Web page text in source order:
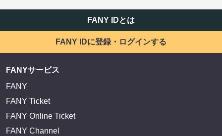
FANY IDとは
FANY IDに登録・ログインする
FANYサービス
FANY
FANY Ticket
FANY Online Ticket
FANY Channel